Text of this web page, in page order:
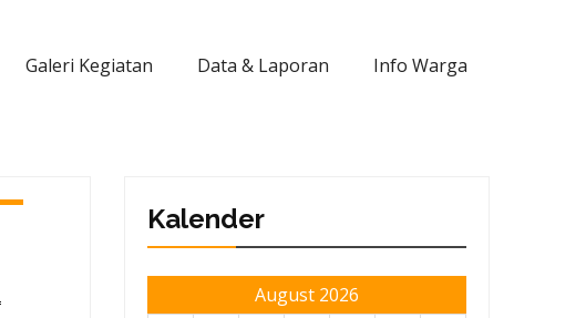
Galeri Kegiatan Data & Laporan Info Warga
Kalender
August 2026